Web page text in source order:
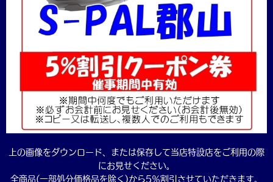
上の画像をダウンロード、または保存して当店特設店をご利用の際
にお見せください。
全商品(一部処分価格品を除く)から5％割引させていただきます。